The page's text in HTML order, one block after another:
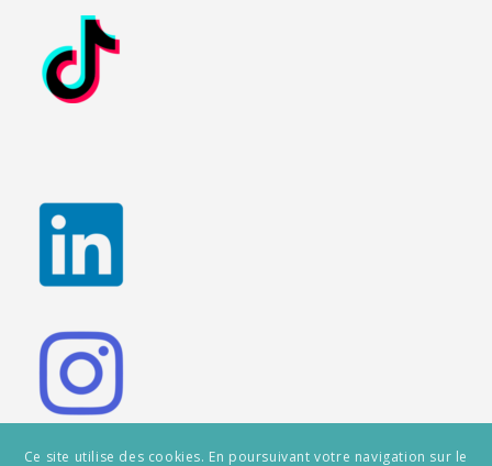
Ce site utilise des cookies. En poursuivant votre navigation sur le